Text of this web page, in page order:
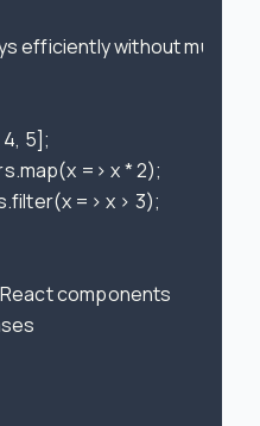
efficiently without
5];
=> x * 2);
=> x > 3);